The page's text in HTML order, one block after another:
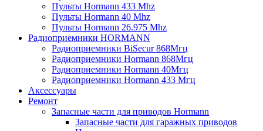
Пульты Hormann 433 Mhz
Пульты Hormann 40 Mhz
Пульты Hormann 26.975 Mhz
Радиоприемники HORMANN
Радиоприемники BiSecur 868Мгц
Радиоприемники Hormann 868Мгц
Радиоприемники Hormann 40Мгц
Радиоприемники Hormann 433 Мгц
Аксессуары
Ремонт
Запасные части для приводов Hormann
Запасные части для гаражных приводов